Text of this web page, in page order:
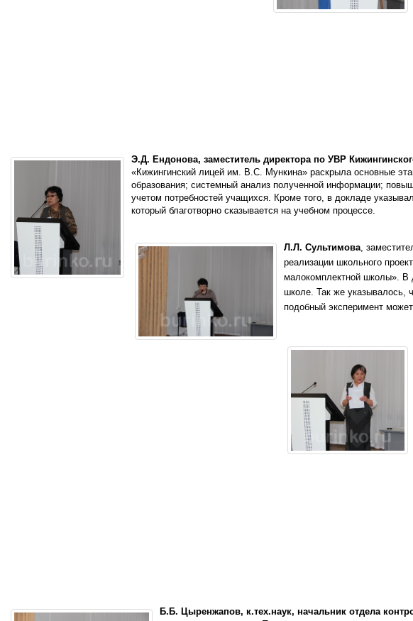
Э.Д. Ендонова, заместитель директора по УВР
«Кижингинский лицей им. В.С. Мункина» раскрыла основные
образования; системный анализ полученной информации;
учетом потребностей учащихся. Кроме того, в докладе
который благотворно сказывается на учебном процессе.
Л.Л. Сультимова,
реализации школьного
малокомплектной школы». В
школе. Так же указывалось,
подобный эксперимент
Б.Б. Цыренжапов, к.тех.наук, начальник отдела